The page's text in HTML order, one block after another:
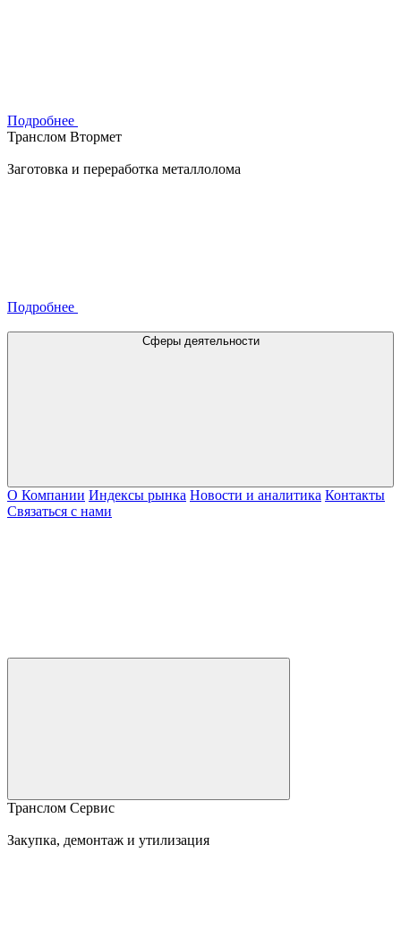
Подробнее
Транслом Втормет
Заготовка и переработка металлолома
Подробнее
Сферы деятельности
О Компании Индексы рынка Новости и аналитика Контакты
Связаться с нами
Транслом Сервис
Закупка, демонтаж и утилизация